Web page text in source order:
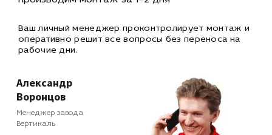
Ваш личный менеджер проконтролирует монтаж и
оперативнорешит все вопросы без переноса на
рабочие дни.
Александр
Воронцов
Менеджер завода
Вертикаль